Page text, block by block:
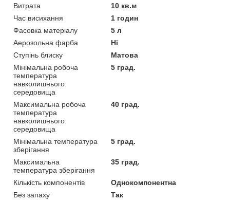
Витрата
10 кв.м
Час висихання
1 годин
Фасовка матеріалу
5 л
Аерозольна фарба
Ні
Ступінь блиску
Матова
Мінімальна робоча
температура
навколишнього
середовища
5 град.
Максимальна робоча
температура
навколишнього
середовища
40 град.
Мінімальна температура
зберігання
5 град.
Максимальна
температура зберігання
35 град.
Кількість компонентів
Однокомпонентна
Без запаху
Так